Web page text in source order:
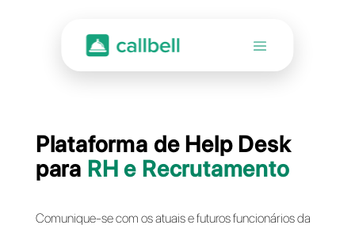
Plataforma de Help
paraRH e